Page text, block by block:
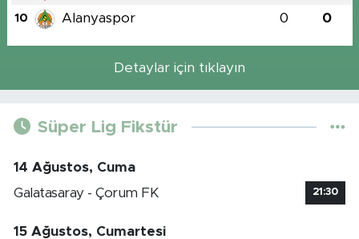
10 Alanyaspor 0 0
Detaylar için tıklayın
Süper Lig Fikstür
14 Ağustos, Cuma
Galatasaray - Çorum FK
21:30
15 Ağustos, Cumartesi